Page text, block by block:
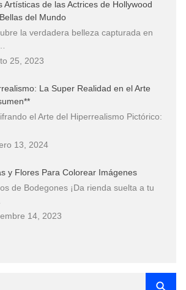
Artísticas de las Actrices de Hollywood
del Mundo
la verdadera belleza capturada en
25, 2023
La Super Realidad en el Arte
el Arte del Hiperrealismo Pictórico:
13, 2024
y Flores Para Colorear Imágenes
de Bodegones ¡Da rienda suelta a tu
14, 2023